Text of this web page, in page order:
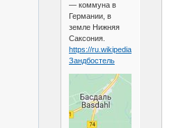
— коммуна в
Германии, в
земле Нижняя
Саксония.
https://ru.wikipedia.org/wiki/
Зандбостель